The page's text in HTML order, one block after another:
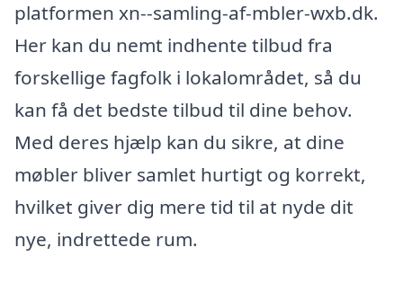
platformen xn--samling-af-mbler-wxb.dk.
Her kan du nemt indhente tilbud fra
forskellige fagfolk i lokalområdet, så du
kan få det bedste tilbud til dine behov.
Med deres hjælp kan du sikre, at dine
møbler bliver samlet hurtigt og korrekt,
hvilket giver dig mere tid til at nyde dit
nye, indrettede rum.